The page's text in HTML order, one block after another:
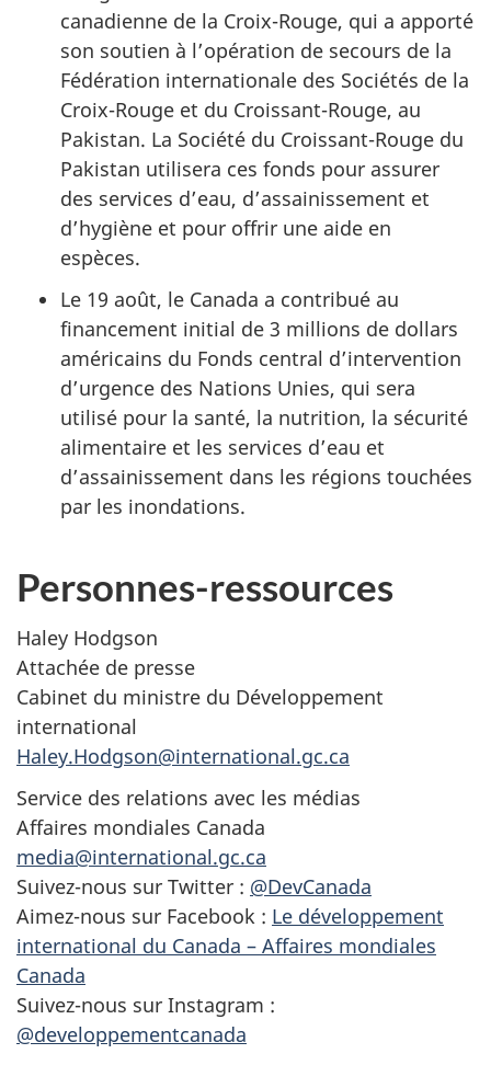
canadienne de la Croix-Rouge, qui a apporté
son soutien à l’opération de secours de la
Fédération internationale des Sociétés de la
Croix-Rouge et du Croissant-Rouge, au
Pakistan. La Société du Croissant-Rouge du
Pakistan utilisera ces fonds pour assurer
des services d’eau, d’assainissement et
d’hygiène et pour offrir une aide en
espèces.
Le 19 août, le Canada a contribué au
financement initial de 3 millions de dollars
américains du Fonds central d’intervention
d’urgence des Nations Unies, qui sera
utilisé pour la santé, la nutrition, la sécurité
alimentaire et les services d’eau et
d’assainissement dans les régions touchées
par les inondations.
Personnes-ressources
Haley Hodgson
Attachée de presse
Cabinet du ministre du Développement
international
Haley.Hodgson@international.gc.ca
Service des relations avec les médias
Affaires mondiales Canada
media@international.gc.ca
Suivez-nous sur Twitter : @DevCanada
Aimez-nous sur Facebook : Le développement
international du Canada – Affaires mondiales
Canada
Suivez-nous sur Instagram :
@developpementcanada